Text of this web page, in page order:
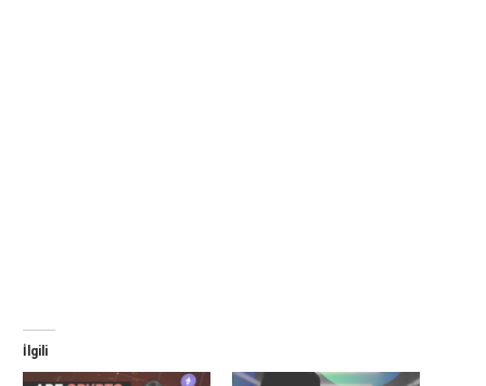
İlgili